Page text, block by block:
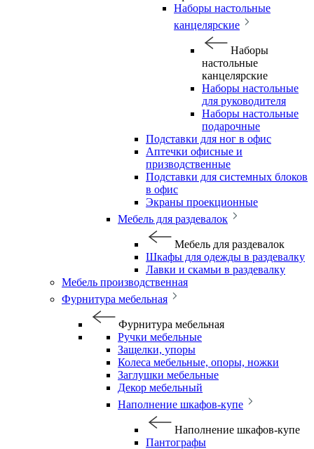
Наборы настольные
канцелярские
Наборы
настольные
канцелярские
Наборы настольные
для руководителя
Наборы настольные
подарочные
Подставки для ног в офис
Аптечки офисные и
призводственные
Подставки для системных блоков
в офис
Экраны проекционные
Мебель для раздевалок
Мебель для раздевалок
Шкафы для одежды в раздевалку
Лавки и скамьи в раздевалку
Мебель производственная
Фурнитура мебельная
Фурнитура мебельная
Ручки мебельные
Защелки, упоры
Колеса мебельные, опоры, ножки
Заглушки мебельные
Декор мебельный
Наполнение шкафов-купе
Наполнение шкафов-купе
Пантографы